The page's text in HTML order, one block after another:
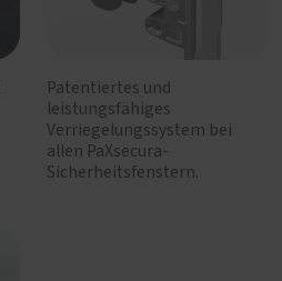
Patentiertes und
leistungsfähiges
Verriegelungssystem bei
allen PaXsecura-
Sicherheitsfenstern.